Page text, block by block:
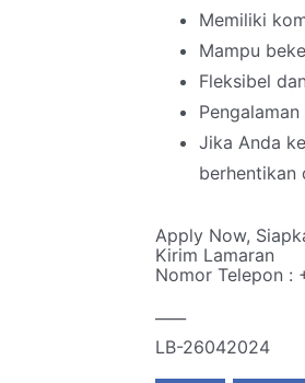
Memiliki
Mampu
Fleksibel
Jika Anda
berhentikan
Apply Now,
Kirim Lamaran
Nomor Telepon :
LB-26042024